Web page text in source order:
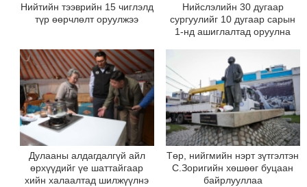
Нийтийн тээврийн 15 чиглэлд
түр өөрчлөлт оруулжээ
Нийслэлийн 30 дугаар
сургуулийг 10 дугаар сарын
1-нд ашиглалтад оруулна
Дулааны алдагдалгүй айл
өрхүүдийг үе шаттайгаар
хийн халаалтад шилжүүлнэ
Төр, нийгмийн нэрт зүтгэлтэн
С.Зоригийн хөшөөг буцаан
байрлууллаа